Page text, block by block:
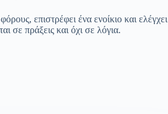
επιστρέφει ένα ενοίκιο και ελέγχει
σε πράξεις και όχι σε λόγια.